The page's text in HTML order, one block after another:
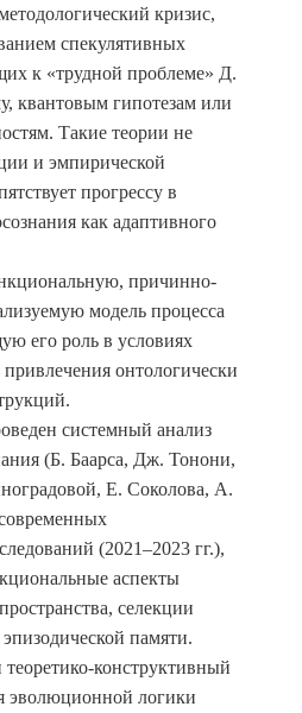
кризис,
спекулятивных
к «трудной проблеме» Д.
квантовым гипотезам или
Такие теории не
и эмпирической
прогрессу в
как адаптивного
причинно-
модель процесса
его роль в условиях
онтологически
системный анализ
(Б. Баарса, Дж. Тонони,
Е. Соколова, А.
(2021–2023 гг.),
аспекты
селекции
памяти.
теоретико-конструктивный
эволюционной логики